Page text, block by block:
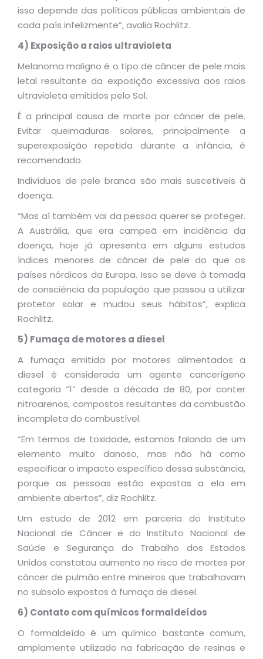
isso depende das políticas públicas ambientais de
cada país infelizmente”, avalia Rochlitz.
4) Exposição a raios ultravioleta
Melanoma maligno é o tipo de câncer de pele mais
letal resultante da exposição excessiva aos raios
ultravioleta emitidos pelo Sol.
É a principal causa de morte por câncer de pele.
Evitar queimaduras solares, principalmente a
superexposição repetida durante a infância, é
recomendado.
Indivíduos de pele branca são mais suscetíveis à
doença.
“Mas aí também vai da pessoa querer se proteger.
A Austrália, que era campeã em incidência da
doença, hoje já apresenta em alguns estudos
índices menores de câncer de pele do que os
países nórdicos da Europa. Isso se deve à tomada
de consciência da população que passou a utilizar
protetor solar e mudou seus hábitos”, explica
Rochlitz.
5) Fumaça de motores a diesel
A fumaça emitida por motores alimentados a
diesel é considerada um agente cancerígeno
categoria “1” desde a década de 80, por conter
nitroarenos, compostos resultantes da combustão
incompleta do combustível.
“Em termos de toxidade, estamos falando de um
elemento muito danoso, mas não há como
especificar o impacto específico dessa substância,
porque as pessoas estão expostas a ela em
ambiente abertos”, diz Rochlitz.
Um estudo de 2012 em parceria do Instituto
Nacional de Câncer e do Instituto Nacional de
Saúde e Segurança do Trabalho dos Estados
Unidos constatou aumento no risco de mortes por
câncer de pulmão entre mineiros que trabalhavam
no subsolo expostos à fumaça de diesel.
6) Contato com químicos formaldeídos
O formaldeído é um químico bastante comum,
amplamente utilizado na fabricação de resinas e